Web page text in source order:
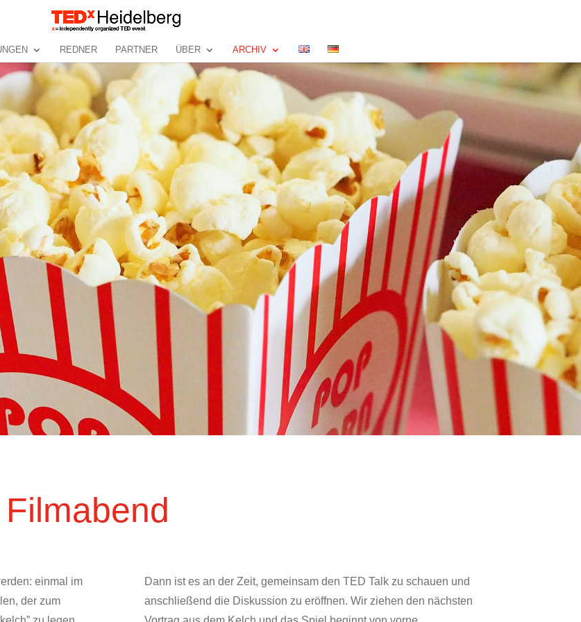
REDNER PARTNER ÜBER ARCHIV
einmal im
der zum
Dann ist es an der Zeit, gemeinsam den TED Talk zu schauen und
anschließend die Diskussion zu eröffnen. Wir ziehen den nächsten